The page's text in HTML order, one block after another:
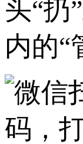
头“扔
内的“